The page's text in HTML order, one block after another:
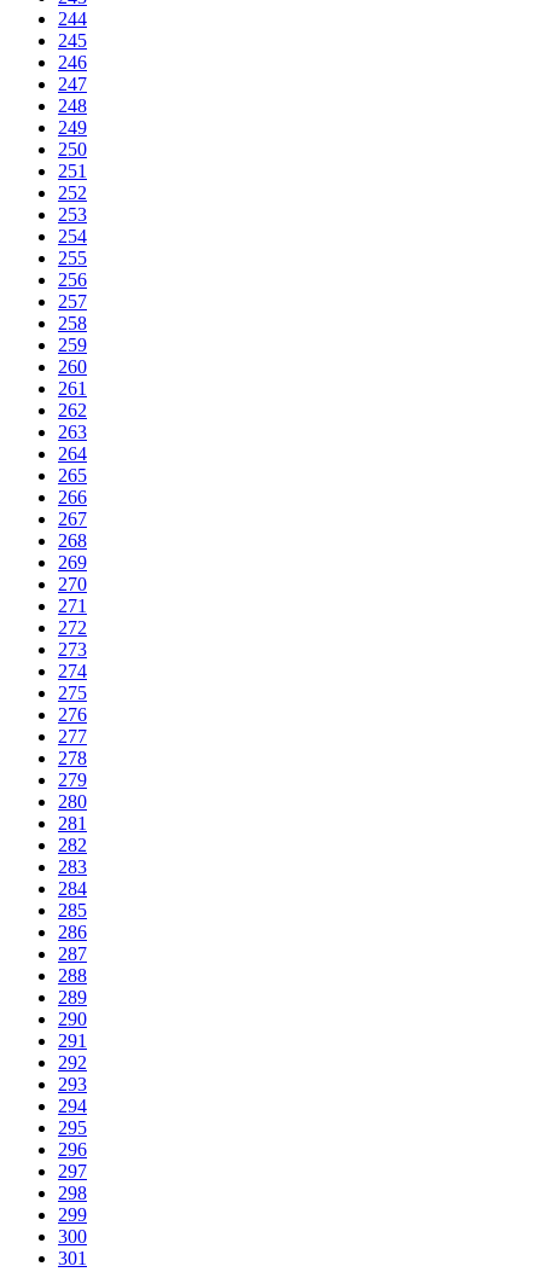
244
245
246
247
248
249
250
251
252
253
254
255
256
257
258
259
260
261
262
263
264
265
266
267
268
269
270
271
272
273
274
275
276
277
278
279
280
281
282
283
284
285
286
287
288
289
290
291
292
293
294
295
296
297
298
299
300
301